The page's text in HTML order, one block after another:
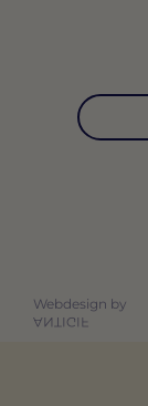
Webdesign by
ANTIGIF